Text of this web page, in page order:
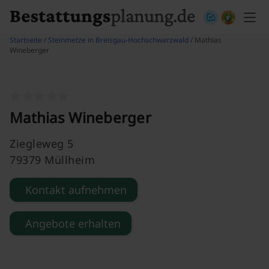
Startseite / Steinmetze in Breisgau-Hochschwarzwald / Mathias
Wineberger
Mathias Wineberger
Ziegleweg 5
79379 Müllheim
Kontakt aufnehmen
Angebote erhalten